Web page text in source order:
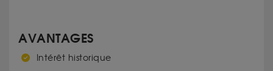
AVANTAGES
Intérêt historique